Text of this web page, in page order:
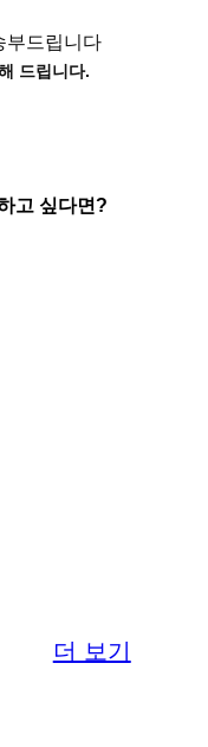
부드립니다
드립니다.
고 싶다면?
더 보기